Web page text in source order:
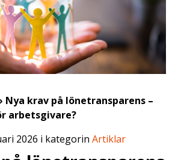
Nya krav på lönetransparens –
arbetsgivare?
2026 i kategorin Artiklar